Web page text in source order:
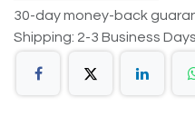
30-day money-back
Shipping: 2-3 Business Days